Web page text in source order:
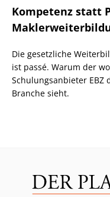
Kompetenz statt
Die gesetzliche
ist passé. Warum der
Schulungsanbieter
Branche sieht.